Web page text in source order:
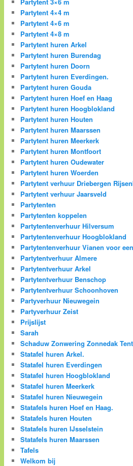
Partytent 4×4 m
Partytent 4×6 m
Partytent 4×8 m
Partytent huren Arkel
Partytent huren Burendag
Partytent huren Doorn
Partytent huren Everdingen.
Partytent huren Gouda
Partytent huren Hoef en Haag
Partytent huren Hoogblokland
Partytent huren Houten
Partytent huren Maarssen
Partytent huren Meerkerk
Partytent huren Montfoort
Partytent huren Oudewater
Partytent huren Woerden
Partytent verhuur Driebergen
Partytent verhuur Jaarsveld
Partytenten
Partytenten koppelen
Partytentenverhuur Hilversum
Partytentenverhuur Hoogblokland
Partytentenverhuur Vianen voor
Partytentverhuur Almere
Partytentverhuur Arkel
Partytentverhuur Benschop
Partytentverhuur Schoonhoven
Partyverhuur Nieuwegein
Partyverhuur Zeist
Prijslijst
Sarah
Schaduw Zonwering Zonnedak
Statafel huren Arkel.
Statafel huren Everdingen
Statafel huren Hoogblokland
Statafel huren Meerkerk
Statafel huren Nieuwegein
Statafels huren Hoef en Haag.
Statafels huren Houten
Statafels huren IJsselstein
Statafels huren Maarssen
Tafels
Welkom bij